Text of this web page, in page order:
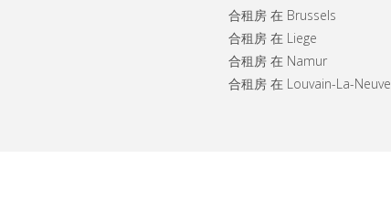
合租房 在 Brussels
合租房 在 Liege
合租房 在 Namur
合租房 在 Louvain-La-Neuve